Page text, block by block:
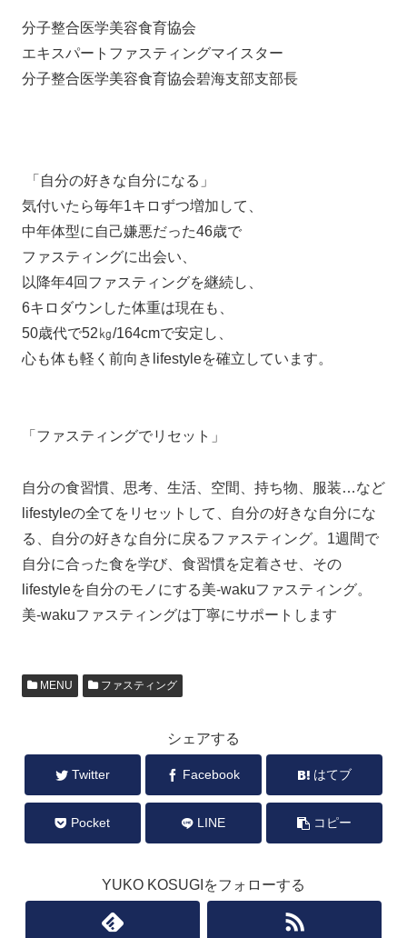
分子整合医学美容食育協会
エキスパートファスティングマイスター
分子整合医学美容食育協会碧海支部支部長
「自分の好きな自分になる」
気付いたら毎年1キロずつ増加して、
中年体型に自己嫌悪だった46歳で
ファスティングに出会い、
以降年4回ファスティングを継続し、
6キロダウンした体重は現在も、
50歳代で52㎏/164cmで安定し、
心も体も軽く前向きlifestyleを確立しています。
「ファスティングでリセット」
自分の食習慣、思考、生活、空間、持ち物、服装…など
lifestyleの全てをリセットして、自分の好きな自分にな
る、自分の好きな自分に戻るファスティング。1週間で
自分に合った食を学び、食習慣を定着させ、その
lifestyleを自分のモノにする美-wakuファスティング。
美-wakuファスティングは丁寧にサポートします
MENU ファスティング
シェアする
Twitter Facebook はてブ
Pocket LINE コピー
YUKO KOSUGIをフォローする